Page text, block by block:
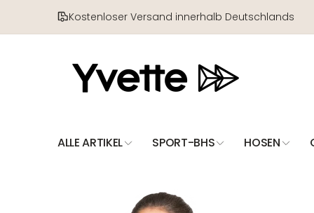
Kostenloser Versand innerhalb Deutschlands
ALLE ARTIKEL SPORT-BHS HOSEN